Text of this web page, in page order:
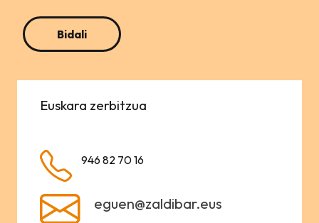
Euskara zerbitzua
946 82 70 16
eguen@zaldibar.eus